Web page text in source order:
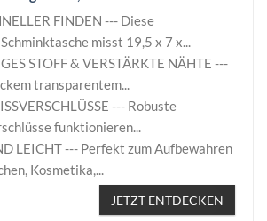
FINDEN --- Diese
misst 19,5 x 7 x...
STOFF & VERSTÄRKTE NÄHTE ---
transparentem...
--- Robuste
funktionieren...
LEICHT --- Perfekt zum Aufbewahren
Kosmetika,...
JETZT ENTDECKEN